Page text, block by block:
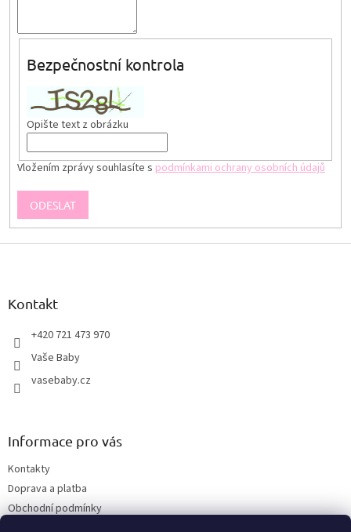
Bezpečnostní kontrola
Opište text z obrázku
Vložením zprávy souhlasíte s podmínkami ochrany osobních údajů
ODESLAT
Z
Kontakt
+420 721 473 970
Vaše Baby
vasebaby.cz
Informace pro vás
Kontakty
Doprava a platba
Obchodní podmínky